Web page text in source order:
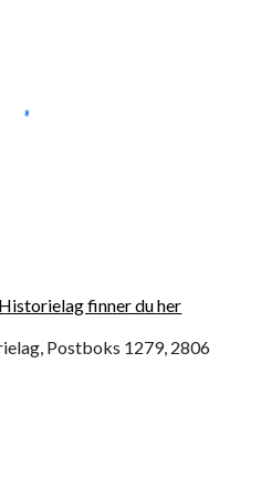
finner du her
Postboks 1279, 2806